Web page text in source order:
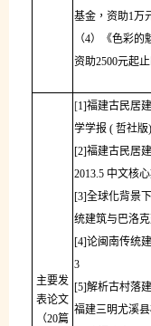
基金，资助1万
（4）《色彩的
资助2500元起止
主要发
表论文
（20篇
[1]福建古民居
学学报 ( 哲社版
[2]福建古民居
2013.5 中文核心
[3]全球化背景
统建筑与巴洛
[4]论闽南传统
3
[5]解析古村落
福建三明尤溪